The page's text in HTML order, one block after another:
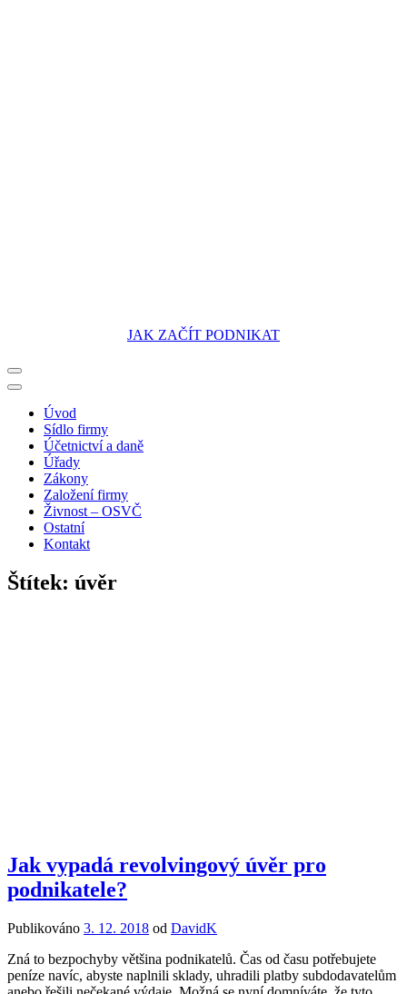
JAK ZAČÍT PODNIKAT
Úvod
Sídlo firmy
Účetnictví a daně
Úřady
Zákony
Založení firmy
Živnost – OSVČ
Ostatní
Kontakt
Štítek: úvěr
Jak vypadá revolvingový úvěr pro
podnikatele?
Publikováno 3. 12. 2018 od DavidK
Zná to bezpochyby většina podnikatelů. Čas od času potřebujete
peníze navíc, abyste naplnili sklady, uhradili platby subdodavatelům